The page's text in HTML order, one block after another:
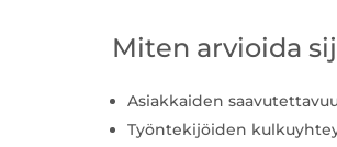
Miten arvioida
Asiakkaiden
Työntekijöiden